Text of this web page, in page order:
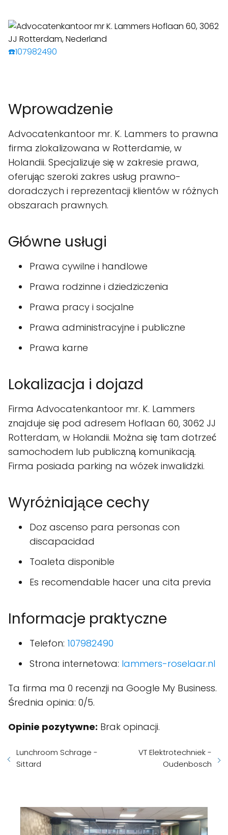
☎️107982490
Wprowadzenie
Advocatenkantoor mr. K. Lammers to prawna
firma zlokalizowana w Rotterdamie, w
Holandii. Specjalizuje się w zakresie prawa,
oferując szeroki zakres usług prawno-
doradczych i reprezentacji klientów w różnych
obszarach prawnych.
Główne usługi
Prawa cywilne i handlowe
Prawa rodzinne i dziedziczenia
Prawa pracy i socjalne
Prawa administracyjne i publiczne
Prawa karne
Lokalizacja i dojazd
Firma Advocatenkantoor mr. K. Lammers
znajduje się pod adresem Hoflaan 60, 3062 JJ
Rotterdam, w Holandii. Można się tam dotrzeć
samochodem lub publiczną komunikacją.
Firma posiada parking na wózek inwalidzki.
Wyróżniające cechy
Doz ascenso para personas con
discapacidad
Toaleta disponible
Es recomendable hacer una cita previa
Informacje praktyczne
Telefon: 107982490
Strona internetowa: lammers-roselaar.nl
Ta firma ma 0 recenzji na Google My Business.
Średnia opinia: 0/5.
Opinie pozytywne: Brak opinacji.
Lunchroom Schrage -
Sittard
VT Elektrotechniek -
Oudenbosch